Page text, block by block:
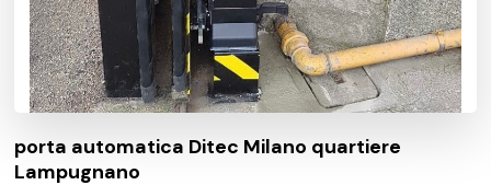
porta automatica Ditec Milano quartiere
Lampugnano